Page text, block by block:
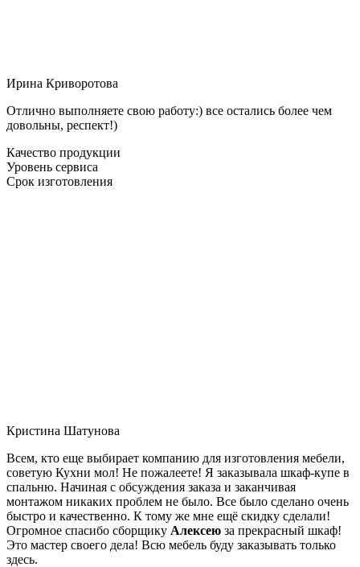
Ирина Криворотова
Отлично выполняете свою работу:) все остались более чем
довольны, респект!)
Качество продукции
Уровень сервиса
Срок изготовления
Кристина Шатунова
Всем, кто еще выбирает компанию для изготовления мебели,
советую Кухни мол! Не пожалеете! Я заказывала шкаф-купе в
спальню. Начиная с обсуждения заказа и заканчивая
монтажом никаких проблем не было. Все было сделано очень
быстро и качественно. К тому же мне ещё скидку сделали!
Огромное спасибо сборщику Алексею за прекрасный шкаф!
Это мастер своего дела! Всю мебель буду заказывать только
здесь.